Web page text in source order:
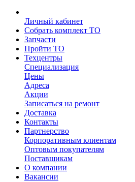
Личный кабинет
Собрать комплект ТО
Запчасти
Пройти ТО
Техцентры
Специализация
Цены
Адреса
Акции
Записаться на ремонт
Доставка
Контакты
Партнерство
Корпоративным клиентам
Оптовым покупателям
Поставщикам
О компании
Вакансии